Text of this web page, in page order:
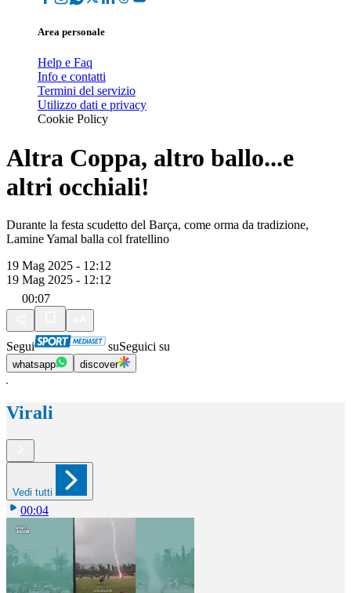
Area personale
Help e Faq
Info e contatti
Termini del servizio
Utilizzo dati e privacy
Cookie Policy
Altra Coppa, altro ballo...e
altri occhiali!
Durante la festa scudetto del Barça, come orma da tradizione,
Lamine Yamal balla col fratellino
19 Mag 2025 - 12:12
19 Mag 2025 - 12:12
00:07
Segui suSeguici su
whatsapp discover
Virali
Vedi tutti
00:04